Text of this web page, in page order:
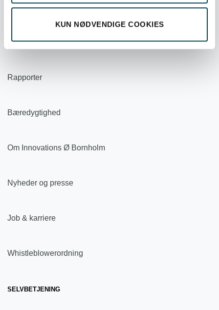
KUN NØDVENDIGE COOKIES
Om Bornholms Energi & Forsyning
Organisation
Rapporter
Bæredygtighed
Om Innovations Ø Bornholm
Nyheder og presse
Job & karriere
Whistleblowerordning
SELVBETJENING